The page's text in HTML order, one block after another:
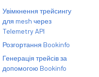
Увімкнення трейсингу
для mesh через
Telemetry API
Розгортання Bookinfo
Генерація трейсів за
допомогою Bookinfo